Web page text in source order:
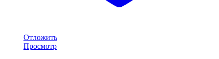
Отложить
Просмотр